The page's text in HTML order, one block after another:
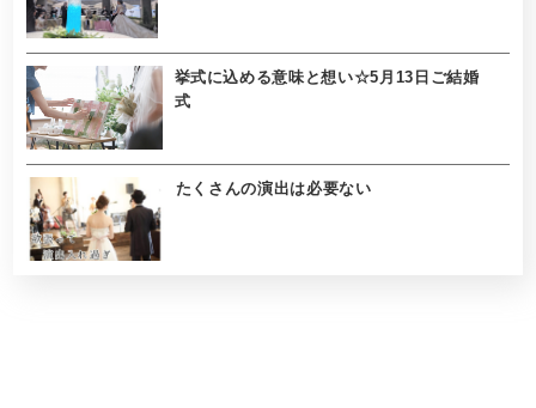
挙式に込める意味と想い☆5月13日ご結婚
式
たくさんの演出は必要ない